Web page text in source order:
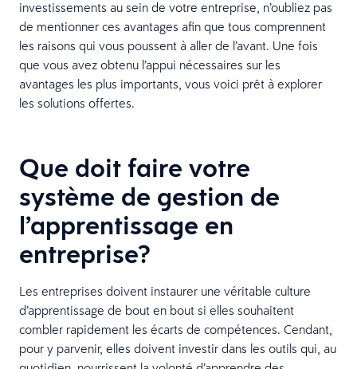
investissements au sein de votre entreprise, n’oubliez pas
de mentionner ces avantages afin que tous comprennent
les raisons qui vous poussent à aller de l’avant. Une fois
que vous avez obtenu l’appui nécessaires sur les
avantages les plus importants, vous voici prêt à explorer
les solutions offertes.
Que doit faire votre
système de gestion de
l’apprentissage en
entreprise?
Les entreprises doivent instaurer une véritable culture
d’apprentissage de bout en bout si elles souhaitent
combler rapidement les écarts de compétences. Cendant,
pour y parvenir, elles doivent investir dans les outils qui, au